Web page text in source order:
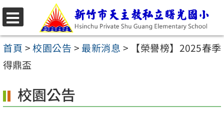
跳
至
主
要
容
區
選
單
首頁 >校園公告 > 最新消息 >
【榮譽榜】2025春季
得鼎盃
校園公告